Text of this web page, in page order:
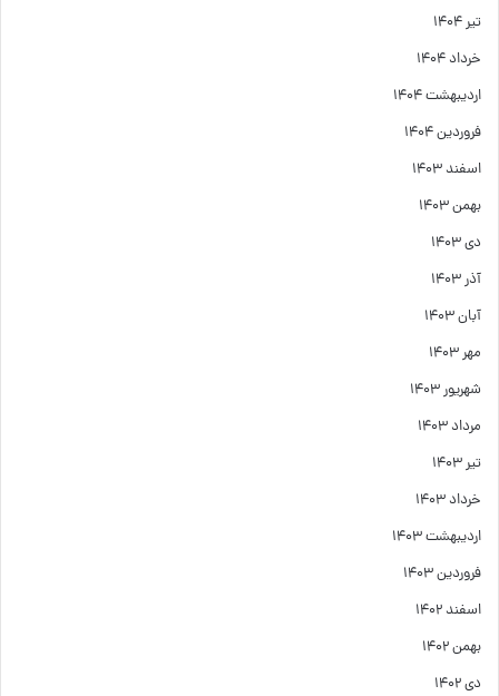
تیر ۱۴۰۴
خرداد ۱۴۰۴
اردیبهشت ۱۴۰۴
فروردین ۱۴۰۴
اسفند ۱۴۰۳
بهمن ۱۴۰۳
دی ۱۴۰۳
آذر ۱۴۰۳
آبان ۱۴۰۳
مهر ۱۴۰۳
شهریور ۱۴۰۳
مرداد ۱۴۰۳
تیر ۱۴۰۳
خرداد ۱۴۰۳
اردیبهشت ۱۴۰۳
فروردین ۱۴۰۳
اسفند ۱۴۰۲
بهمن ۱۴۰۲
دی ۱۴۰۲